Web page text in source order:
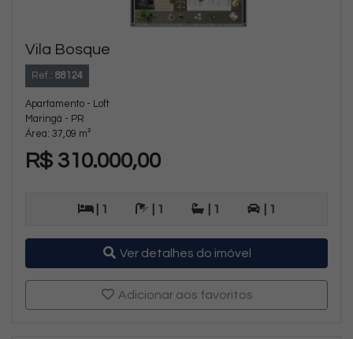
Vila Bosque
Ref.: 88124
Apartamento - Loft
Maringá - PR
Área: 37,09 m²
R$ 310.000,00
| 1 | 1 | 1 | 1
Ver detalhes do imóvel
Adicionar aos favoritos